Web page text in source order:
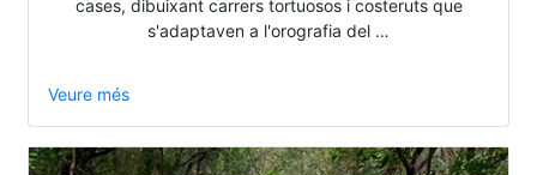
cases, dibuixant carrers tortuosos i costeruts que
s'adaptaven a l'orografia del …
Veure més